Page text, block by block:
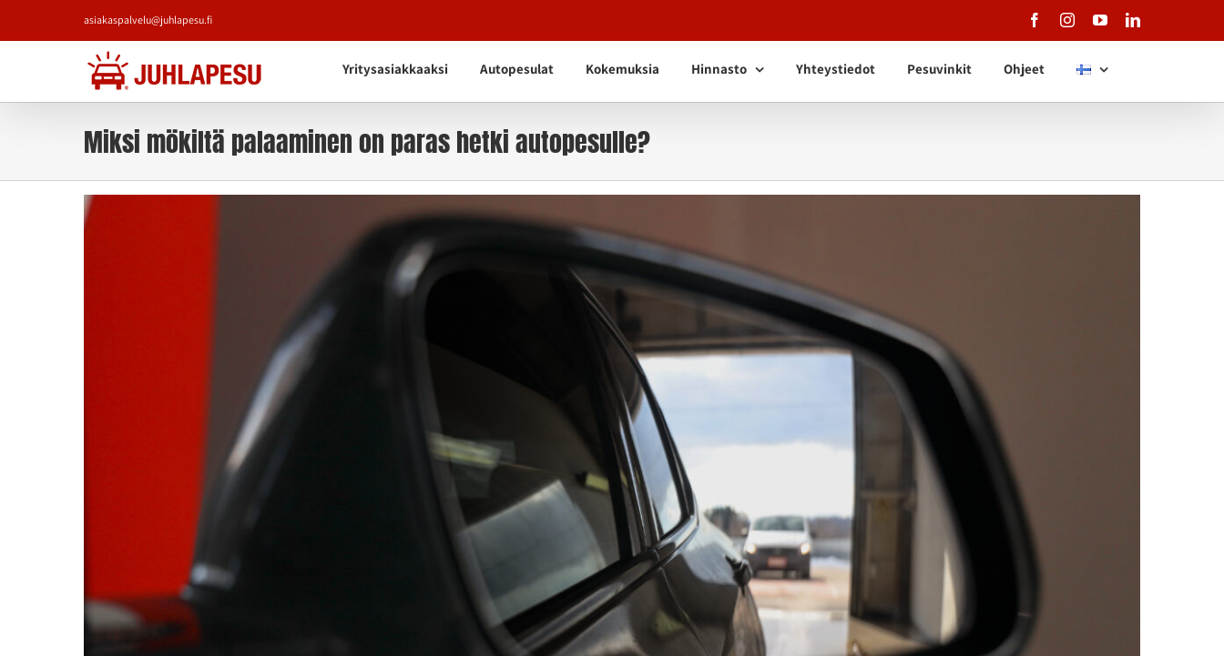
asiakaspalvelu@juhlapesu.fi FacebookInstagramYouTubeLinkedIn
Yritysasiakkaaksi Autopesulat Kokemuksia Hinnasto Yhteystiedot Pesuvinkit Ohjeet
Miksi mökiltä palaaminen on paras hetki autopesulle?
Katso
kuvaa